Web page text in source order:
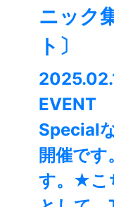
ニック
ト〕
EVENT
Special
開催です
す。★こ